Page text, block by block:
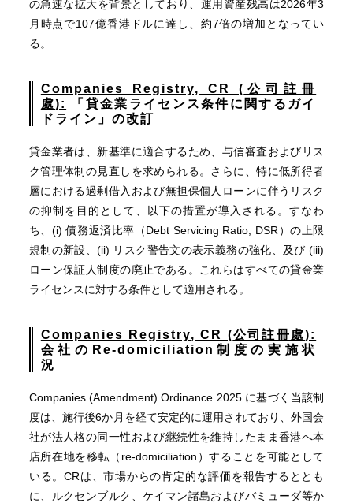
の急速な拡大を背景としており、運用資産残高は2026年3
月時点で107億香港ドルに達し、約7倍の増加となってい
る。
Companies Registry, CR ( 公司註冊
處):
「貸金業ライセンス条件に関するガイ
ドライン」の改訂
貸金業者は、新基準に適合するため、与信審査およびリス
ク管理体制の見直しを求められる。さらに、特に低所得者
層における過剰借入および無担保個人ローンに伴うリスク
の抑制を目的として、以下の措置が導入される。すなわ
ち、(i) 債務返済比率（Debt Servicing Ratio, DSR）の上限
規制の新設、(ii) リスク警告文の表示義務の強化、及び (iii)
ローン保証人制度の廃止である。これらはすべての貸金業
ライセンスに対する条件として適用される。
Companies Registry, CR (公司註冊處):
会社の Re-domiciliation 制度の実施状
況
Companies (Amendment) Ordinance 2025 に基づく当該制
度は、施行後6か月を経て安定的に運用されており、外国会
社が法人格の同一性および継続性を維持したまま香港へ本
店所在地を移転（re-domiciliation）することを可能として
いる。CRは、市場からの肯定的な評価を報告するととも
に、ルクセンブルク、ケイマン諸島およびバミューダ等か